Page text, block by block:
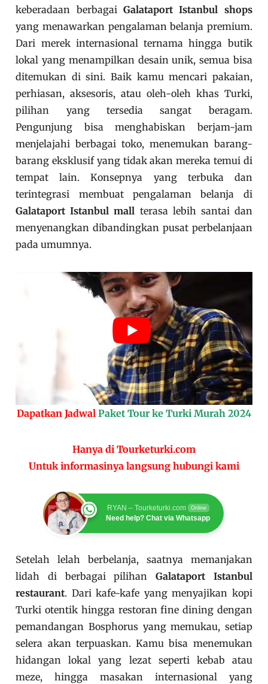
keberadaan berbagai Galataport Istanbul shops
yang menawarkan pengalaman belanja premium.
Dari merek internasional ternama hingga butik
lokal yang menampilkan desain unik, semua bisa
ditemukan di sini. Baik kamu mencari pakaian,
perhiasan, aksesoris, atau oleh-oleh khas Turki,
pilihan yang tersedia sangat beragam.
Pengunjung bisa menghabiskan berjam-jam
menjelajahi berbagai toko, menemukan barang-
barang eksklusif yang tidak akan mereka temui di
tempat lain. Konsepnya yang terbuka dan
terintegrasi membuat pengalaman belanja di
Galataport Istanbul mall terasa lebih santai dan
menyenangkan dibandingkan pusat perbelanjaan
pada umumnya.
Dapatkan Jadwal Paket Tour ke Turki Murah 2024
Hanya di Tourketurki.com
Untuk informasinya langsung hubungi kami
RYAN – Tourketurki.com Online
Need help? Chat via Whatsapp
Setelah lelah berbelanja, saatnya memanjakan
lidah di berbagai pilihanGalataport Istanbul
restaurant. Dari kafe-kafe yang menyajikan kopi
Turki otentik hingga restoran fine dining dengan
pemandangan Bosphorus yang memukau, setiap
selera akan terpuaskan. Kamu bisa menemukan
hidangan lokal yang lezat seperti kebab atau
meze, hingga masakan internasional yang